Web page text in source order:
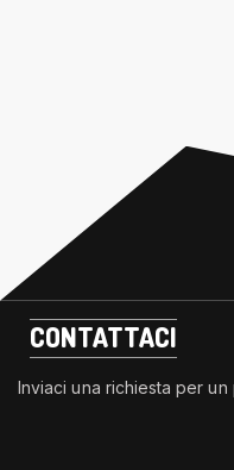
CONTATTACI
Inviaci una richiesta per